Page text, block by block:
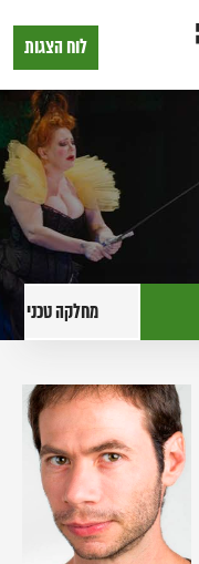
לוח הצגות
מחלקה טכנית